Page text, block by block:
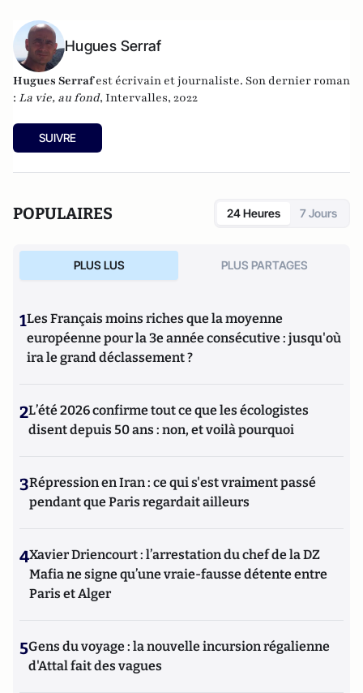
Hugues Serraf
Hugues Serrafest écrivain et journaliste. Son dernier roman
: La vie, au fond, Intervalles, 2022
SUIVRE
POPULAIRES 24 Heures 7 Jours
PLUS LUS PLUS PARTAGES
1Les Français moins riches que la moyenne
européenne pour la 3e année consécutive : jusqu'où
ira le grand déclassement ?
2L’été 2026 confirme tout ce que les écologistes
disent depuis 50 ans : non, et voilà pourquoi
3Répression en Iran : ce qui s'est vraiment passé
pendant que Paris regardait ailleurs
4Xavier Driencourt : l’arrestation du chef de la DZ
Mafia ne signe qu’une vraie-fausse détente entre
Paris et Alger
5Gens du voyage : la nouvelle incursion régalienne
d'Attal fait des vagues